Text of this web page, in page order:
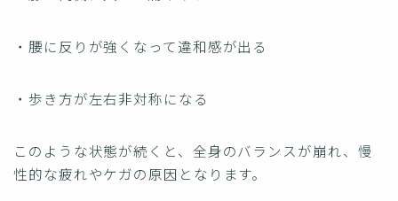
・腰に反りが強くなって違和感が出る
・歩き方が左右非対称になる
このような状態が続くと、全身のバランスが崩れ、慢
性的な疲れやケガの原因となります。